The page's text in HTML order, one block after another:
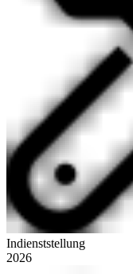
Indienststellung
2026